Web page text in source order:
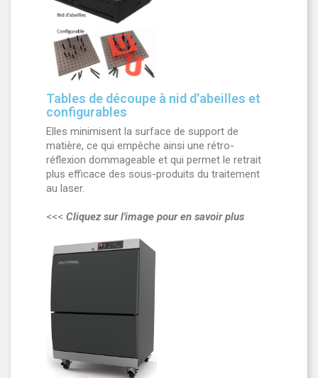
Tables de découpe à nid d'abeilles et
configurables
Elles minimisent la surface de support de
matière, ce qui empêche ainsi une rétro-
réflexion dommageable et qui permet le retrait
plus efficace des sous-produits du traitement
au laser.
<<< Cliquez sur l'image pour en savoir plus